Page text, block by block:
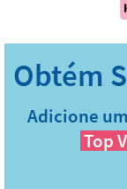
Adicione
Top